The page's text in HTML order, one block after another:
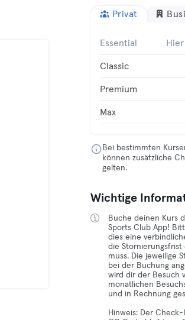
Privat
Essential
Classic
Premium
Max
Bei bestimmten
können zusätzliche
gelten.
Wichtige
Buche deinen Kurs
Sports Club App!
dies eine
die
muss. Die jeweilige
bei der Buchung
wird dir der Besuch
monatlichen
und in Rechnung
Hinweis: Der